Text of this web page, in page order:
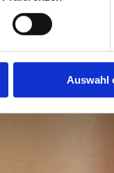
Auswahl